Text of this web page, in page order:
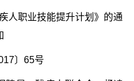
人职业技能提升计划》的通
〕65号